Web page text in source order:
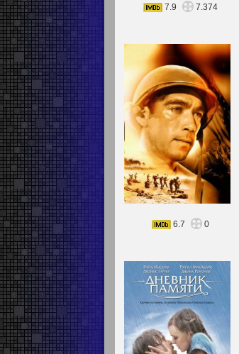
7.9
7.374
6.7
0